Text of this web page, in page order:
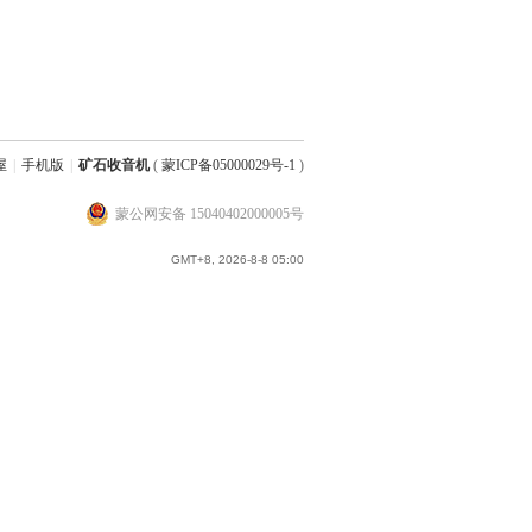
手机版 矿石收音机( 蒙ICP备05000029号-1 )
蒙公网安备 15040402000005号
GMT+8, 2026-8-8 05:00